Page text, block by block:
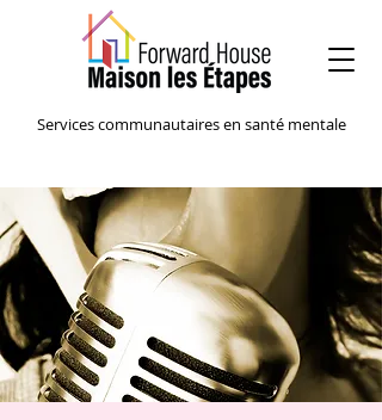
Services communautaires en santé mentale